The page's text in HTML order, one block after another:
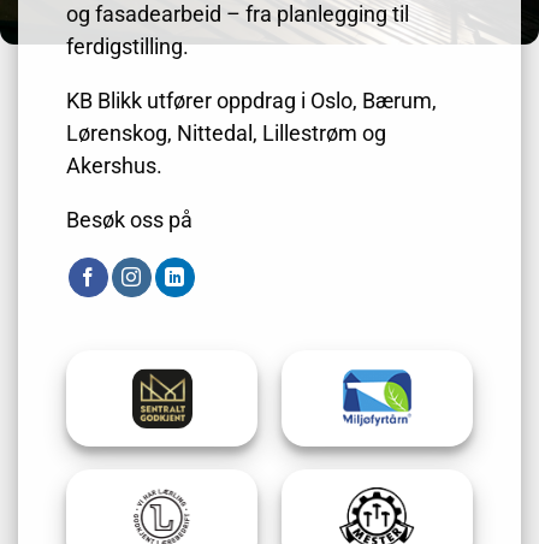
og fasadearbeid – fra planlegging til
ferdigstilling.
KB Blikk utfører oppdrag i Oslo, Bærum,
Lørenskog, Nittedal, Lillestrøm og
Akershus.
Besøk oss på